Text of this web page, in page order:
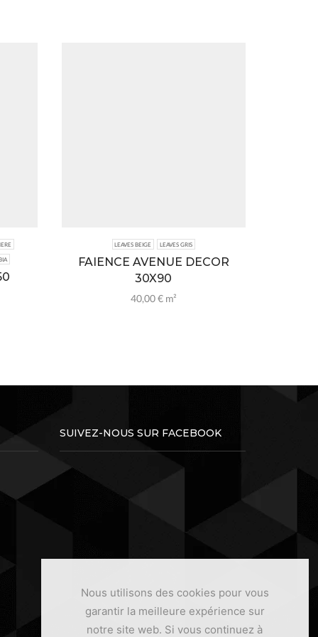
LEAVES BEIGE LEAVES GRIS
FAIENCE AVENUE DECOR
30X90
40,00€m²
SUIVEZ-NOUS SUR FACEBOOK
Nous utilisons des cookies pour vous
garantir la meilleure expérience sur
notre site web. Si vous continuez à